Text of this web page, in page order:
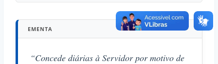
EMENTA
“Concede diárias à Servidor por motivo de